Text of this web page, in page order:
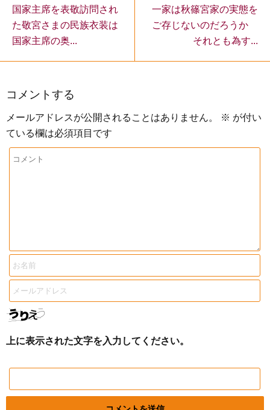
国家主席を表敬訪問され
た敬宮さまの民族衣装は
国家主席の奥...
一家は秋篠宮家の実態を
ご存じないのだろうか
それとも為す...
コメントする
メールアドレスが公開されることはありません。 ※ が付い
ている欄は必須項目です
上に表示された文字を入力してください。